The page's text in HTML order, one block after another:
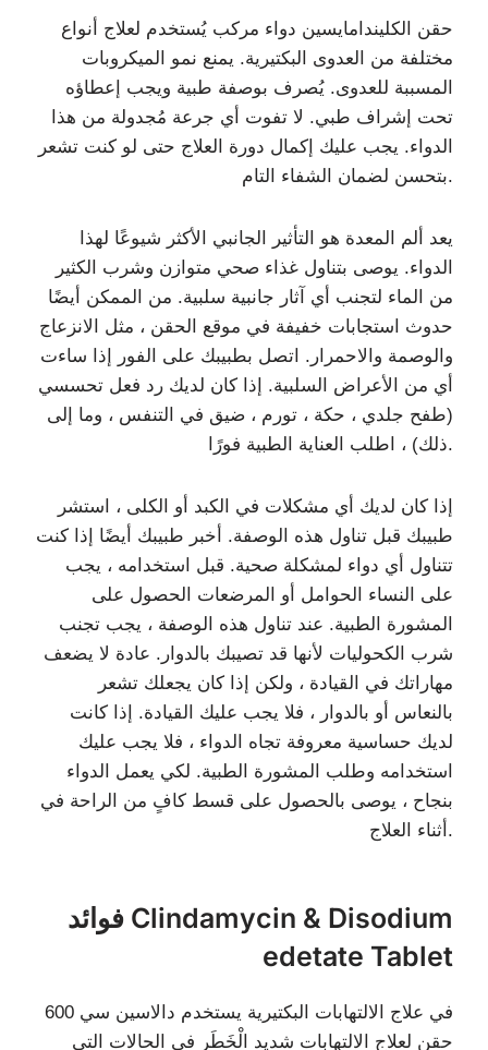
حقن الكليندامايسين دواء مركب يُستخدم لعلاج أنواع
مختلفة من العدوى البكتيرية. يمنع نمو الميكروبات
المسببة للعدوى. يُصرف بوصفة طبية ويجب إعطاؤه
تحت إشراف طبي. لا تفوت أي جرعة مُجدولة من هذا
الدواء. يجب عليك إكمال دورة العلاج حتى لو كنت تشعر
بتحسن لضمان الشفاء التام.
يعد ألم المعدة هو التأثير الجانبي الأكثر شيوعًا لهذا
الدواء. يوصى بتناول غذاء صحي متوازن وشرب الكثير
من الماء لتجنب أي آثار جانبية سلبية. من الممكن أيضًا
حدوث استجابات خفيفة في موقع الحقن ، مثل الانزعاج
والوصمة والاحمرار. اتصل بطبيبك على الفور إذا ساءت
أي من الأعراض السلبية. إذا كان لديك رد فعل تحسسي
(طفح جلدي ، حكة ، تورم ، ضيق في التنفس ، وما إلى
ذلك) ، اطلب العناية الطبية فورًا.
إذا كان لديك أي مشكلات في الكبد أو الكلى ، استشر
طبيبك قبل تناول هذه الوصفة. أخبر طبيبك أيضًا إذا كنت
تتناول أي دواء لمشكلة صحية. قبل استخدامه ، يجب
على النساء الحوامل أو المرضعات الحصول على
المشورة الطبية. عند تناول هذه الوصفة ، يجب تجنب
شرب الكحوليات لأنها قد تصيبك بالدوار. عادة لا يضعف
مهاراتك في القيادة ، ولكن إذا كان يجعلك تشعر
بالنعاس أو بالدوار ، فلا يجب عليك القيادة. إذا كانت
لديك حساسية معروفة تجاه الدواء ، فلا يجب عليك
استخدامه وطلب المشورة الطبية. لكي يعمل الدواء
بنجاح ، يوصى بالحصول على قسط كافٍ من الراحة في
أثناء العلاج.
فوائد Clindamycin & Disodium
edetate Tablet
في علاج الالتهابات البكتيرية يستخدم دالاسين سي 600
حقن لعلاج الالتهابات شديد الْخَطَر في الحالات التي